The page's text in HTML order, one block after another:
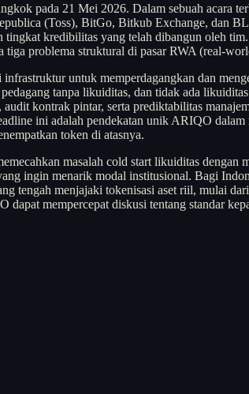
pada 21 Mei 2026. Dalam sebuah acara
(Toss), BitGo, Bitkub Exchange, dan
kredibilitas yang telah dibangun oleh
problema struktural di pasar RWA (real-
untuk memperdagangkan dan
tanpa likuiditas, dan tidak ada
kontrak pintar, serta prediktabilitas
ini adalah pendekatan unik ARIQO
token di atasnya.
masalah cold start likuiditas dengan
ingin menarik modal institusional. Bagi
tengah menjajaki tokenisasi aset riil, mulai
mempercepat diskusi tentang standar